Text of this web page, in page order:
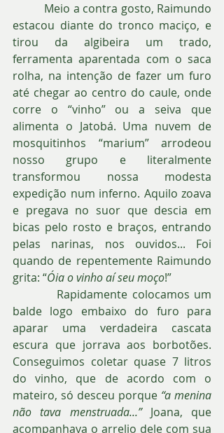
estacou diante do tronco maciço, e
tirou da algibeira um trado,
ferramenta aparentada com o saca
rolha, na intenção de fazer um furo
até chegar ao centro do caule, onde
corre o “vinho” ou a seiva que
alimenta o Jatobá. Uma nuvem de
mosquitinhos “marium” arrodeou
nosso grupo e literalmente
transformou nossa modesta
expedição num inferno. Aquilo zoava
e pregava no suor que descia em
bicas pelo rosto e braços, entrando
pelas narinas, nos ouvidos... Foi
quando de repentemente Raimundo
grita: “Óia o vinho aí seu moço!”
balde logo embaixo do furo para
aparar uma verdadeira cascata
escura que jorrava aos borbotões.
Conseguimos coletar quase 7 litros
do vinho, que de acordo com o
mateiro, só desceu porque “a menina
não tava menstruada...” Joana, que
acompanhava o arrelio dele com sua